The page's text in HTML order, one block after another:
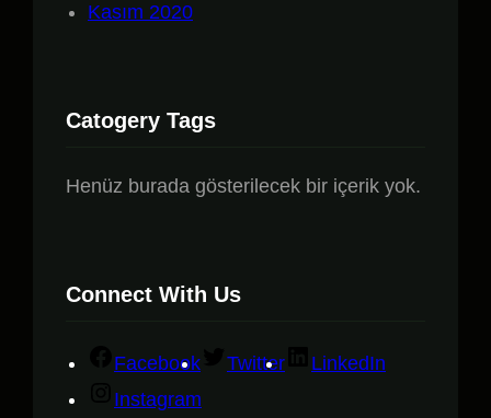
Kasım 2020
Catogery Tags
Henüz burada gösterilecek bir içerik yok.
Connect With Us
Facebook Twitter
LinkedIn
Instagram